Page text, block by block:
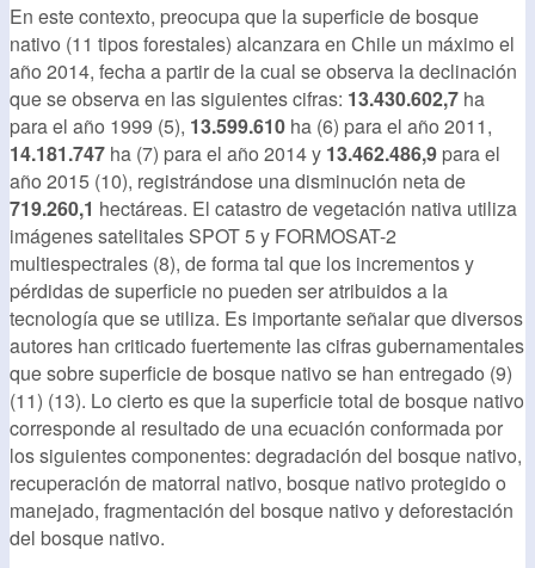
En este contexto, preocupa que la superficie de bosque
nativo (11 tipos forestales) alcanzara en Chile un máximo el
año 2014, fecha a partir de la cual se observa la declinación
que se observa en las siguientes cifras: 13.430.602,7 ha
para el año 1999 (5), 13.599.610 ha (6) para el año 2011,
14.181.747 ha (7) para el año 2014 y 13.462.486,9 para el
año 2015 (10), registrándose una disminución neta de
719.260,1 hectáreas. El catastro de vegetación nativa utiliza
imágenes satelitales SPOT 5 y FORMOSAT-2
multiespectrales (8), de forma tal que los incrementos y
pérdidas de superficie no pueden ser atribuidos a la
tecnología que se utiliza. Es importante señalar que diversos
autores han criticado fuertemente las cifras gubernamentales
que sobre superficie de bosque nativo se han entregado (9)
(11) (13). Lo cierto es que la superficie total de bosque nativo
corresponde al resultado de una ecuación conformada por
los siguientes componentes: degradación del bosque nativo,
recuperación de matorral nativo, bosque nativo protegido o
manejado, fragmentación del bosque nativo y deforestación
del bosque nativo.